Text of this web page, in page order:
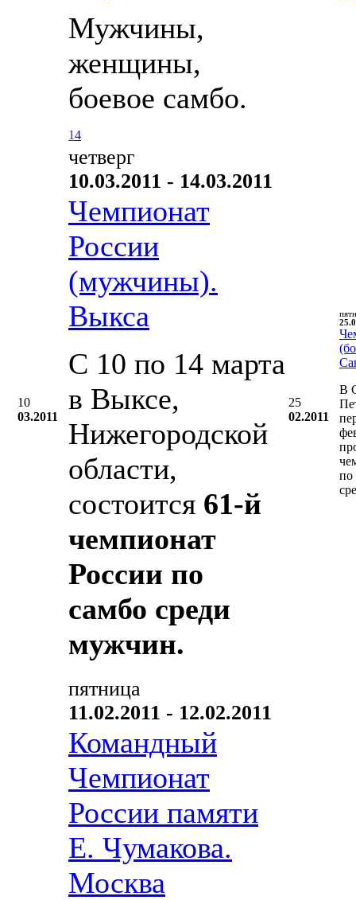
Мужчины,
женщины,
боевое самбо.
14
10
03.2011
четверг
10.03.2011 - 14.03.2011
Чемпионат
России
(мужчины).
Выкса
С 10 по 14 марта
в Выксе,
Нижегородской
области,
состоится 61-й
чемпионат
России по
самбо среди
мужчин.
25
02.2011
В
по
пятница
11.02.2011 - 12.02.2011
Командный
Чемпионат
России памяти
Е. Чумакова.
Москва